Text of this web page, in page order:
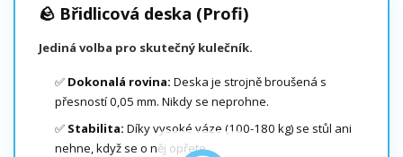
🪨 Břidlicová deska (Profi)
Jediná volba pro skutečný kulečník.
✅ Dokonalá rovina: Deska je strojně broušená s
přesností 0,05 mm. Nikdy se neprohne.
✅ Stabilita: Díky vysoké váze (100-180 kg) se stůl ani
nehne, když se o něj opřete.